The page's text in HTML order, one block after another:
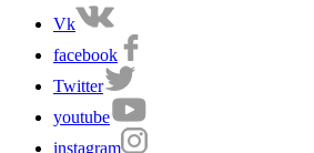
Vk
facebook
Twitter
youtube
instagram